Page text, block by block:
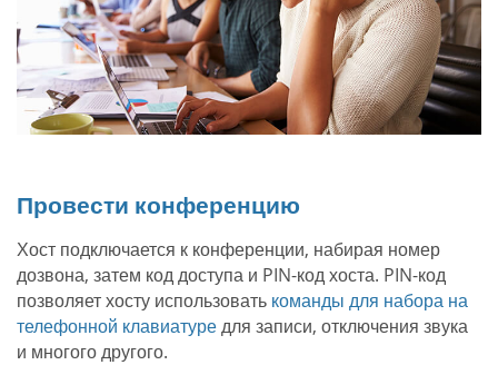
Провести конференцию
Хост подключается к конференции, набирая номер
дозвона, затем код доступа и PIN-код хоста. PIN-код
позволяет хосту использовать команды для набора на
телефонной клавиатуредля записи, отключения звука
и многого другого.